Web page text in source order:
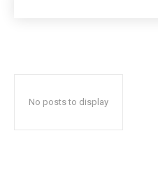
No posts to display